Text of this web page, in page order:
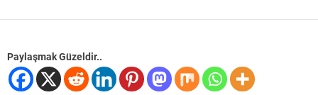
Paylaşmak Güzeldir..